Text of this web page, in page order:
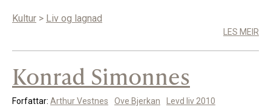
Kultur > Liv og lagnad
LES MEIR
Konrad Simonnes
Forfattar: Arthur Vestnes Ove Bjerkan Levd liv 2010